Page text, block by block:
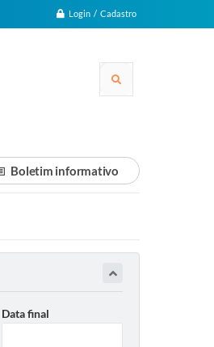
Login / Cadastro
Boletim informativo
Data final